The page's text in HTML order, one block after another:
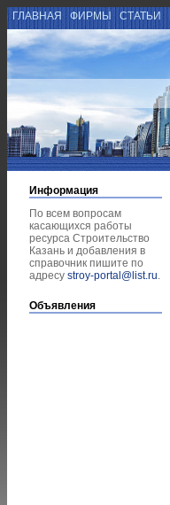
ГЛАВНАЯ ФИРМЫ СТАТЬИ
Информация
По всем вопросам
касающихся работы
ресурса Строительство
Казань и добавления в
справочник пишите по
адресу stroy-portal@list.ru.
Объявления